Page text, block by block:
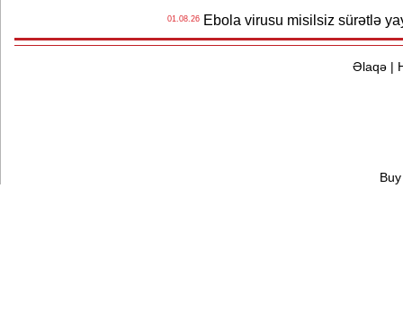
01.08.26Ebola virusu misilsiz sürətlə
Əlaqə|